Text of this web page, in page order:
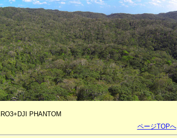
PHANTOM
ページTOPへ